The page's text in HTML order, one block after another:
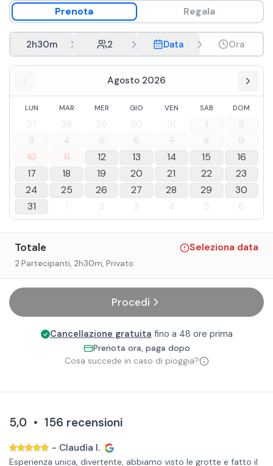
Prenota Regala
2h30m 2 Data Ora
Agosto 2026
LUN MAR MER GIO VEN SAB DOM
27 28 29 30 31 1
2
3
4 5 6 7 8
9
10
11 12 13 14 15
16
17
18 19 20 21 22
23
24
25 26 27 28 29
30
31
1 2 3 4 5 6
Totale Seleziona data
2 Partecipanti, 2h30m, Privato
Procedi
Cancellazione gratuita fino a 48 ore prima
Prenota ora, paga dopo
Cosa succede in caso di pioggia?
5,0 • 156 recensioni
- Claudia I.
Esperienza unica, divertente, abbiamo visto le grotte e fatto il